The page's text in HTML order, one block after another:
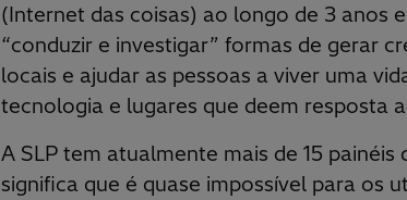
(Internet das coisas) ao longo de 3 anos
“conduzir e investigar” formas de gerar
locais e ajudar as pessoas a viver uma
tecnologia e lugares que deem resposta
A SLP tem atualmente mais de 15
significa que é quase impossível para os